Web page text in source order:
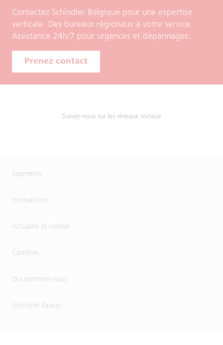
Contactez Schindler Belgique pour une expertise
verticale. Des bureaux régionaux à votre service.
Assistance 24h/7 pour urgences et dépannages.
Prenez contact
Suivez-nous sur les réseaux sociaux
Segments
Innovations
Actualité et médias
Carrières
Qui sommes-nous
Schindler Group